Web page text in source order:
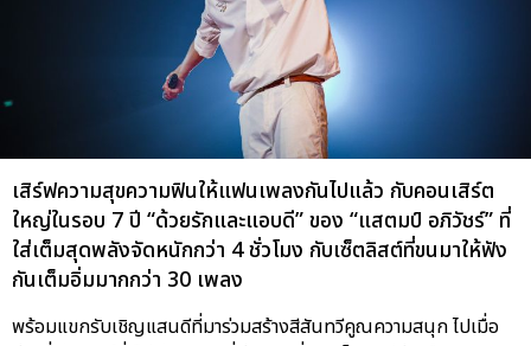
เสิร์ฟความสุขความฟินให้แฟนเพลงกันไปแล้ว กับคอนเสิร์ต
ใหญ่ในรอบ 7 ปี “ด้วยรักและแอบดี” ของ “แสตมป์ อภิวัชร์” ที่
ใส่เต็มสุดพลังจัดหนักกว่า 4 ชั่วโมง กับเซ็ตลิสต์ที่ขนมาให้ฟัง
กันเต็มอิ่มมากกว่า 30 เพลง
พร้อมแขกรับเชิญแสนดีที่มาร่วมสร้างสีสันทวีคูณความสนุก ไปเมื่อ